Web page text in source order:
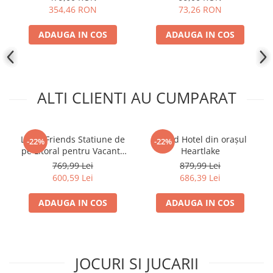
Disney Lorcana
Altered
Star Wars Unlimited
UniVersus CCG
Riftbound League of Legends TCG
Magic The Gathering TCG
One Piece Card Game
Colectii Oficiale Topps si Panini si
altele
Final Fantasy
354,46 RON
ADAUGA IN COS
73,26 RON
ADAUGA IN COS
ALTI CLIENTI AU CUMPARAT
-22%
LEGO Friends Statiune de
pe Litoral pentru Vacanta
cu Familia 42673
769,99 Lei
600,59 Lei
ADAUGA IN COS
-22%
Grand Hotel din orașul
Heartlake
879,99 Lei
686,39 Lei
ADAUGA IN COS
JOCURI SI JUCARII